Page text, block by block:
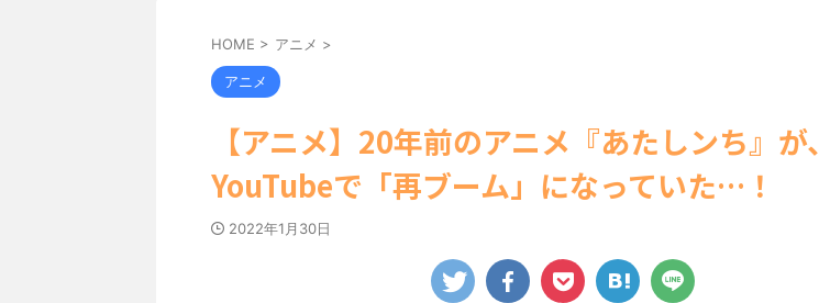
HOME > アニメ >
アニメ
【アニメ】20年前のアニメ『あたしンち』が、
YouTubeで「再ブーム」になっていた…！
2022年1月30日